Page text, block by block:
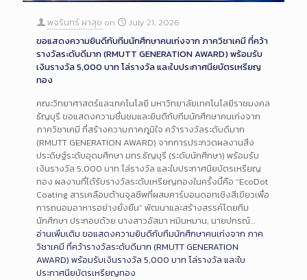
พจรินทร์ ผาสุข on
July 21, 2026
ขอแสดงความยินดีกับทีมนักศึกษาคนเก่งจาก ภาควิชาเคมี ที่คว้า
รางวัลระดับดีมาก (RMUTT GENERATION AWARD) พร้อมรับ
เงินรางวัล 5,000 บาท โล่รางวัล และใบประกาศนียบัตรเหรียญ
ทอง
คณะวิทยาศาสตร์และเทคโนโลยี มหาวิทยาลัยเทคโนโลยีราชมงคล
ธัญบุรี ขอแสดงความชื่นชมและยินดีกับทีมนักศึกษาคนเก่งจาก
ภาควิชาเคมี ที่สร้างความภาคภูมิใจ คว้ารางวัลระดับดีมาก
(RMUTT GENERATION AWARD) จากการประกวดผลงานสิ่ง
ประดิษฐ์ระดับอุดมศึกษา มทร.ธัญบุรี (ระดับนักศึกษา) พร้อมรับ
เงินรางวัล 5,000 บาท โล่รางวัล และใบประกาศนียบัตรเหรียญ
ทอง ผลงานที่ได้รับรางวัลระดับเหรียญทองในครั้งนี้คือ “EcoDot
Coating สารเคลือบต้านจุลชีพที่ผสมคาร์บอนดอทเชิงสีเขียวเพื่อ
การถนอมอาหารอย่างยั่งยืน” พัฒนาและสร้างสรรค์โดยทีม
นักศึกษา ประกอบด้วย นางสาวอัสมา หมินหมาน, นายปกรณ์…
อ่านเพิ่มเติม ขอแสดงความยินดีกับทีมนักศึกษาคนเก่งจาก ภาค
วิชาเคมี ที่คว้ารางวัลระดับดีมาก (RMUTT GENERATION
AWARD) พร้อมรับเงินรางวัล 5,000 บาท โล่รางวัล และใบ
ประกาศนียบัตรเหรียญทอง